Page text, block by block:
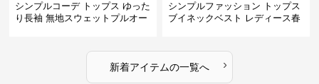
シンプルコーデ トップス ゆった
り長袖 無地スウェットプルオー
シンプルファッション トップス
ブイネックベスト レディース春
新着アイテムの一覧へ ›